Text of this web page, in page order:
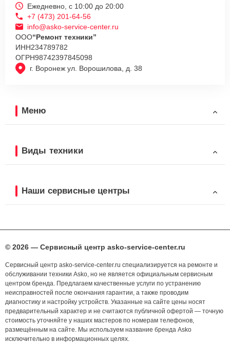
г. Воронеж ул. Ворошилова, д. 38
Ежедневно, с 10:00 до 20:00
+7 (473) 201-64-56
info@asko-service-center.ru
ООО“Ремонт техники”
ИНН234789782
ОГРН98742397845098
Меню
Виды техники
Наши сервисные центры
© 2026 — Сервисный центр asko-service-center.ru
Сервисный центр asko-service-center.ru специализируется на ремонте и
обслуживании техники Asko, но не является официальным сервисным
центром бренда. Предлагаем качественные услуги по устранению
неисправностей после окончания гарантии, а также проводим
диагностику и настройку устройств. Указанные на сайте цены носят
предварительный характер и не считаются публичной офертой — точную
стоимость уточняйте у наших мастеров по номерам телефонов,
размещённым на сайте. Мы используем название бренда Asko
исключительно в информационных целях.